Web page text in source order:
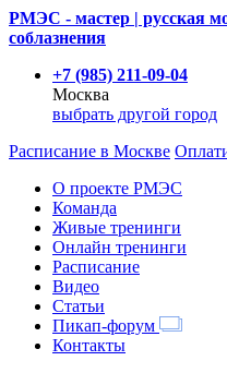
РМЭС - мастер | русская
соблазнения
+7 (985) 211-09-04
Москва
выбрать другой город
Расписание в Москве
О проекте РМЭС
Команда
Живые тренинги
Онлайн тренинги
Расписание
Видео
Статьи
Пикап-форум
Контакты